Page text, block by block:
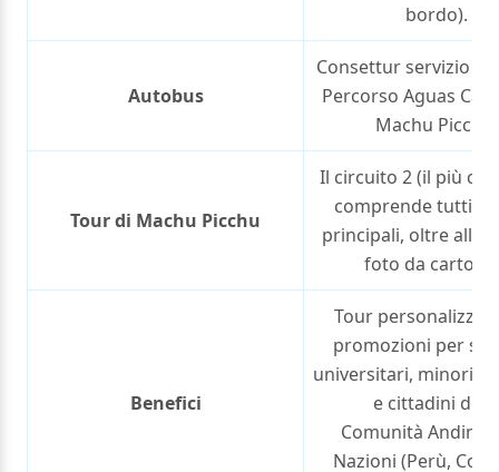
bordo).
Autobus
Consettur servizio
Percorso Aguas
Machu Picchu.
Tour di Machu Picchu
Il circuito 2 (il più
comprende tutti i
principali, oltre alla
foto da
Benefici
Tour
promozioni per
universitari, minori di
e cittadini della
Comunità Andina
Nazioni (Perù,